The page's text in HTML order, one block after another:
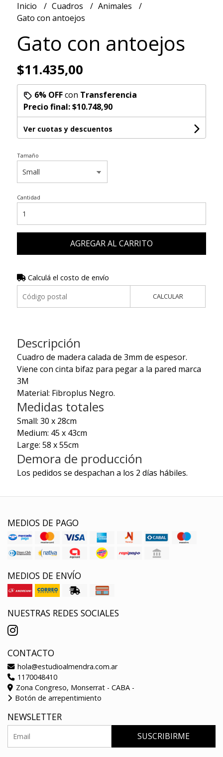
Inicio Cuadros
Animales
Gato con antoejos
Gato con antoejos
$11.435,00
6% OFFcon Transferencia
Precio final:$10.748,90
Ver cuotas y descuentos
Tamaño
Cantidad
AGREGAR AL CARRITO
Calculá el costo de envío
CALCULAR
Descripción
Cuadro de madera calada de 3mm de espesor.
Viene con cinta bifaz para pegar a la pared marca
3M
Material: Fibroplus Negro.
Medidas totales
Small: 30 x 28cm
Medium: 45 x 43cm
Large: 58 x 55cm
Demora de producción
Los pedidos se despachan a los 2 días hábiles.
MEDIOS DE PAGO
MEDIOS DE ENVÍO
NUESTRAS REDES SOCIALES
CONTACTO
hola@estudioalmendra.com.ar
1170048410
Zona Congreso, Monserrat - CABA -
Botón de arrepentimiento
NEWSLETTER
SUSCRIBIRME